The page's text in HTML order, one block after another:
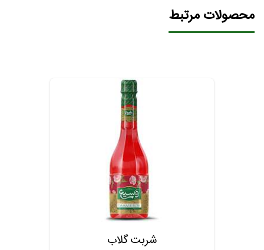
محصولات مرتبط
شربت گلاب